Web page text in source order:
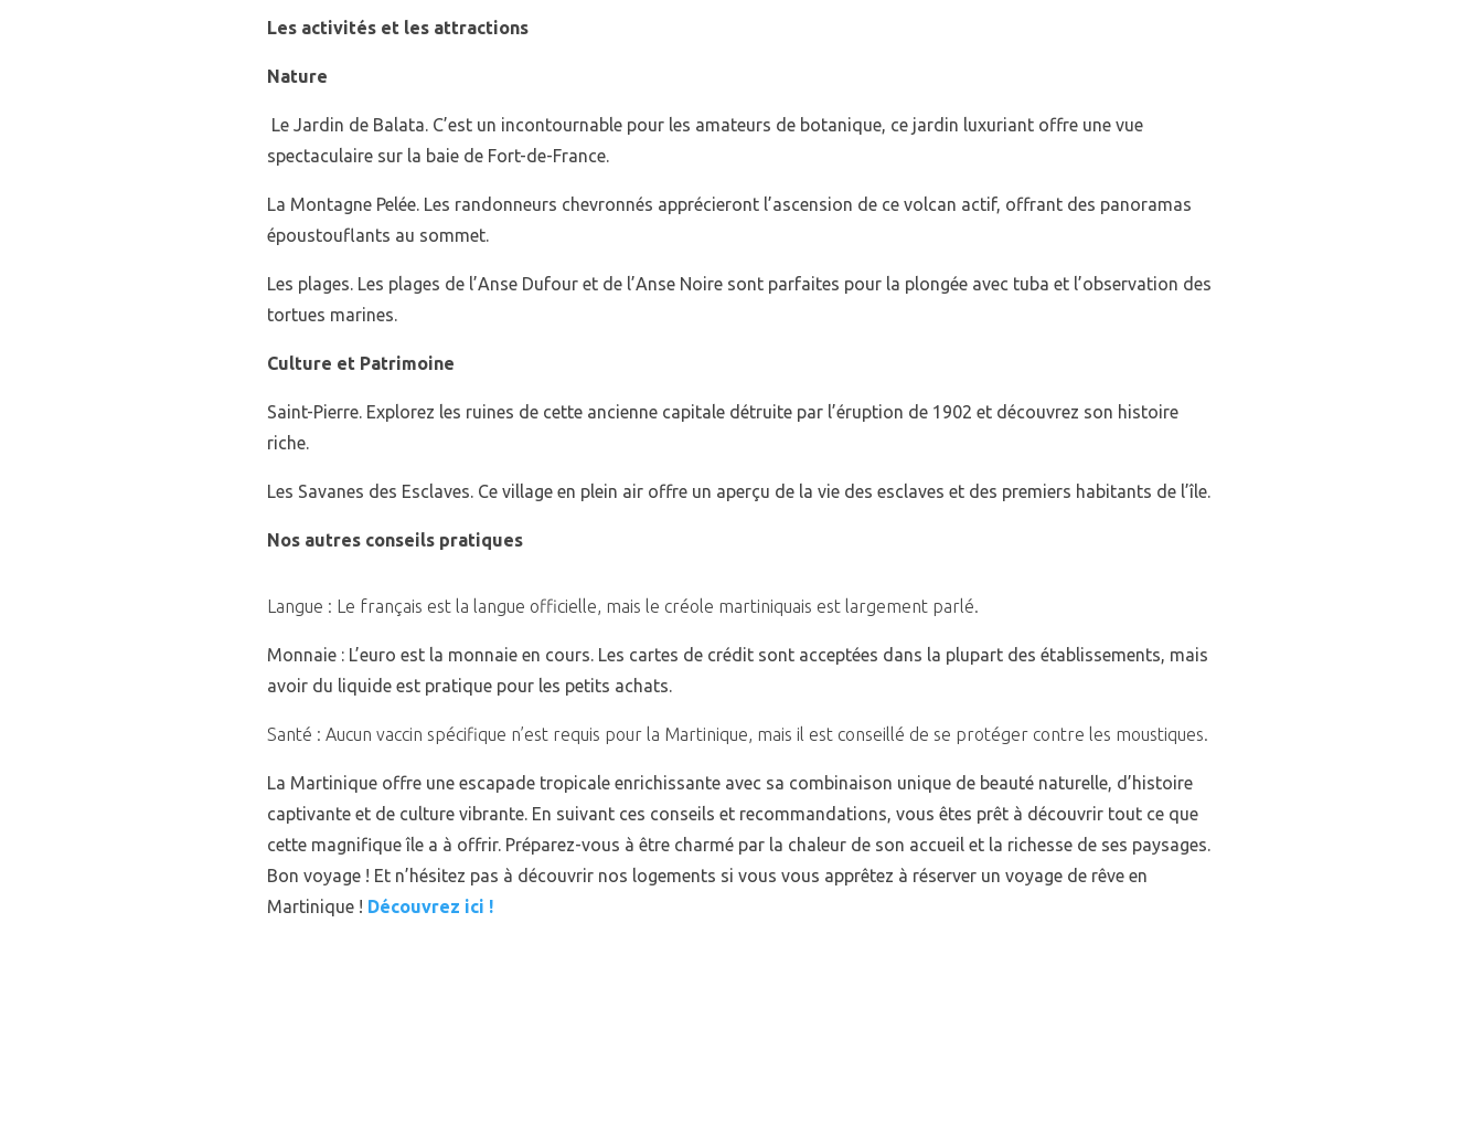
Les activités et les attractions
Nature
Le Jardin de Balata. C’est un incontournable pour les amateurs de botanique, ce jardin luxuriant offre une vue
spectaculaire sur la baie de Fort-de-France.
La Montagne Pelée. Les randonneurs chevronnés apprécieront l’ascension de ce volcan actif, offrant des panoramas
époustouflants au sommet.
Les plages. Les plages de l’Anse Dufour et de l’Anse Noire sont parfaites pour la plongée avec tuba et l’observation des
tortues marines.
Culture et Patrimoine
Saint-Pierre. Explorez les ruines de cette ancienne capitale détruite par l’éruption de 1902 et découvrez son histoire
riche.
Les Savanes des Esclaves. Ce village en plein air offre un aperçu de la vie des esclaves et des premiers habitants de l’île.
Nos autres conseils pratiques
Langue : Le français est la langue officielle, mais le créole martiniquais est largement parlé.
Monnaie : L’euro est la monnaie en cours. Les cartes de crédit sont acceptées dans la plupart des établissements, mais
avoir du liquide est pratique pour les petits achats.
Santé : Aucun vaccin spécifique n’est requis pour la Martinique, mais il est conseillé de se protéger contre les moustiques.
La Martinique offre une escapade tropicale enrichissante avec sa combinaison unique de beauté naturelle, d’histoire
captivante et de culture vibrante. En suivant ces conseils et recommandations, vous êtes prêt à découvrir tout ce que
cette magnifique île a à offrir. Préparez-vous à être charmé par la chaleur de son accueil et la richesse de ses paysages.
Bon voyage ! Et n’hésitez pas à découvrir nos logements si vous vous apprêtez à réserver un voyage de rêve en
Martinique ! Découvrez ici !